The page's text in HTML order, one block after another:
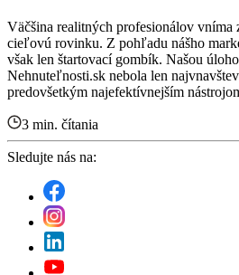
Väčšina realitných profesionálov vníma
cieľovú rovinku. Z pohľadu nášho
však len štartovací gombík. Našou
Nehnuteľnosti.sk nebola len
predovšetkým najefektívnejším
3 min. čítania
Sledujte nás na: